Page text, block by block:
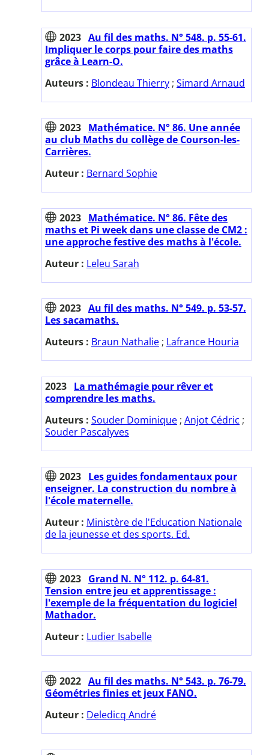
2023 Au fil des maths. N° 548. p. 55-61.
Impliquer le corps pour faire des maths
grâce à Learn-O.
Auteurs : Blondeau Thierry ; Simard Arnaud
2023 Mathématice. N° 86. Une année
au club Maths du collège de Courson-les-
Carrières.
Auteur : Bernard Sophie
2023 Mathématice. N° 86. Fête des
maths et Pi week dans une classe de CM2 :
une approche festive des maths à l'école.
Auteur : Leleu Sarah
2023 Au fil des maths. N° 549. p. 53-57.
Les sacamaths.
Auteurs : Braun Nathalie ; Lafrance Houria
2023 La mathémagie pour rêver et
comprendre les maths.
Auteurs : Souder Dominique ; Anjot Cédric ;
Souder Pascalyves
2023 Les guides fondamentaux pour
enseigner. La construction du nombre à
l'école maternelle.
Auteur : Ministère de l'Education Nationale
de la jeunesse et des sports. Ed.
2023 Grand N. N° 112. p. 64-81.
Tension entre jeu et apprentissage :
l'exemple de la fréquentation du logiciel
Mathador.
Auteur : Ludier Isabelle
2022 Au fil des maths. N° 543. p. 76-79.
Géométries finies et jeux FANO.
Auteur : Deledicq André